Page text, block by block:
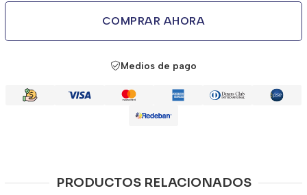
COMPRAR AHORA
Medios de pago
PRODUCTOS RELACIONADOS